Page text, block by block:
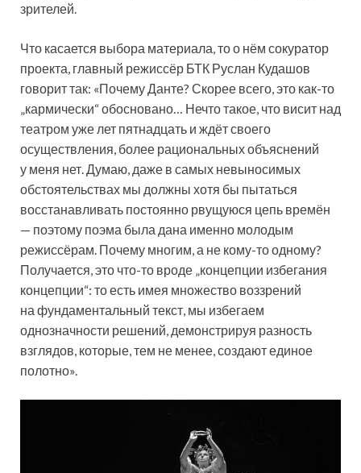
зрителей.
Что касается выбора материала, то о нём сокуратор
проекта, главный режиссёр БТК Руслан Кудашов
говорит так: «Почему Данте? Скорее всего, это как-то
„кармически“ обосновано… Нечто такое, что висит над
театром уже лет пятнадцать и ждёт своего
осуществления, более рациональных объяснений
у меня нет. Думаю, даже в самых невыносимых
обстоятельствах мы должны хотя бы пытаться
восстанавливать постоянно рвущуюся цепь времён
— поэтому поэма была дана именно молодым
режиссёрам. Почему многим, а не кому-то одному?
Получается, это что-то вроде „концепции избегания
концепции“: то есть имея множество воззрений
на фундаментальный текст, мы избегаем
однозначности решений, демонстрируя разность
взглядов, которые, тем не менее, создают единое
полотно».